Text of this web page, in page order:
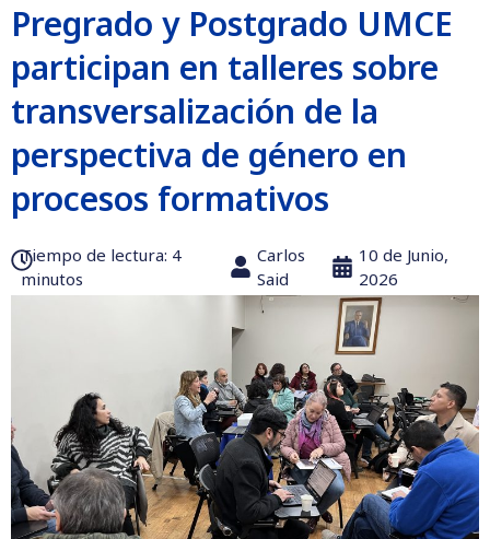
Pregrado y Postgrado UMCE
participan en talleres sobre
transversalización de la
perspectiva de género en
procesos formativos
Tiempo de lectura:‎ 4
minutos
Carlos
Said
10 de Junio,
2026